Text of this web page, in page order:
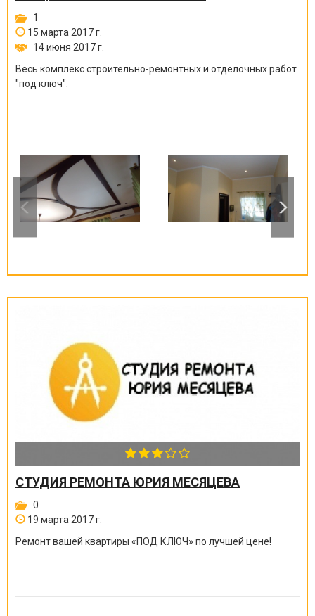
1
15 марта 2017 г.
14 июня 2017 г.
Весь комплекс строительно-ремонтных и отделочных работ
"под ключ".
СТУДИЯ РЕМОНТА ЮРИЯ МЕСЯЦЕВА
0
19 марта 2017 г.
Ремонт вашей квартиры «ПОД КЛЮЧ» по лучшей цене!